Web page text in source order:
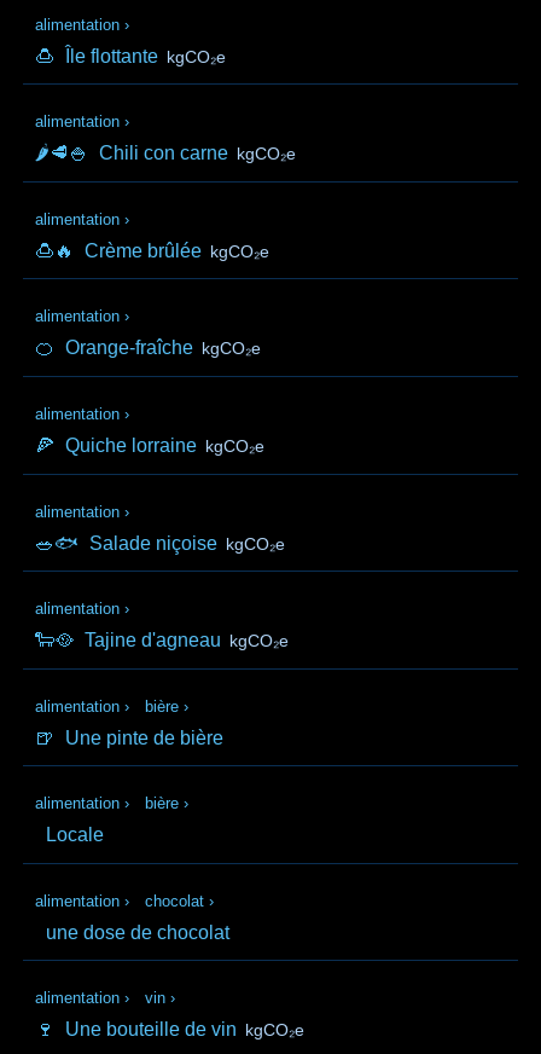
alimentation ›
🍮 Île flottante kgCO₂e
alimentation ›
🌶️🥩🍚 Chili con carne kgCO₂e
alimentation ›
🍮🔥 Crème brûlée kgCO₂e
alimentation ›
🍊 Orange-fraîche kgCO₂e
alimentation ›
🍕 Quiche lorraine kgCO₂e
alimentation ›
🥗🐟 Salade niçoise kgCO₂e
alimentation ›
🐑🥘 Tajine d'agneau kgCO₂e
alimentation › bière ›
🍺 Une pinte de bière
alimentation › bière ›
Locale
alimentation › chocolat ›
une dose de chocolat
alimentation › vin ›
🍷 Une bouteille de vin kgCO₂e